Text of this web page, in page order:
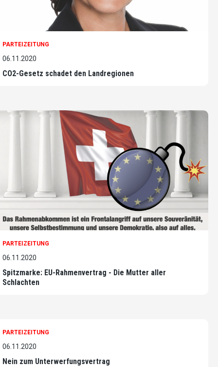
PARTEIZEITUNG
06.11.2020
CO2-Gesetz schadet den Landregionen
PARTEIZEITUNG
06.11.2020
Spitzmarke: EU-Rahmenvertrag - Die Mutter aller
Schlachten
PARTEIZEITUNG
06.11.2020
Nein zum Unterwerfungsvertrag